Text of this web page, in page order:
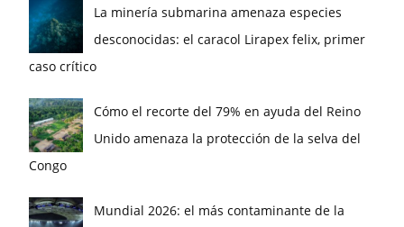
La minería submarina amenaza especies
desconocidas: el caracol Lirapex felix, primer
caso crítico
Cómo el recorte del 79% en ayuda del Reino
Unido amenaza la protección de la selva del
Congo
Mundial 2026: el más contaminante de la